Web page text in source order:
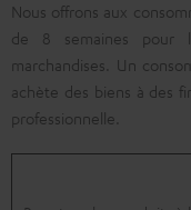
Nous offrons aux
de 8 semaines pour
marchandises. Un
achète des biens à des
professionnelle.